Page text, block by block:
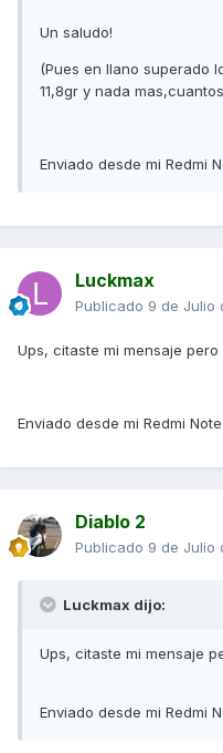
Un saludo!
(Pues en llano superado
11,8gr y nada
Enviado desde mi Redmi
Luckmax
Publicado 9 de Julio
Ups, citaste mi mensaje
Enviado desde mi Redmi
Diablo 2
Publicado 9 de Julio
Luckmax dijo:
Ups, citaste mi mensaje
Enviado desde mi Redmi